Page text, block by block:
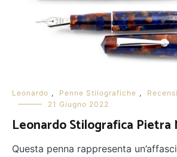
Leonardo , Penne Stilografiche ,
21 Giugno 2022
Leonardo Stilografica Pietra
Questa penna rappresenta